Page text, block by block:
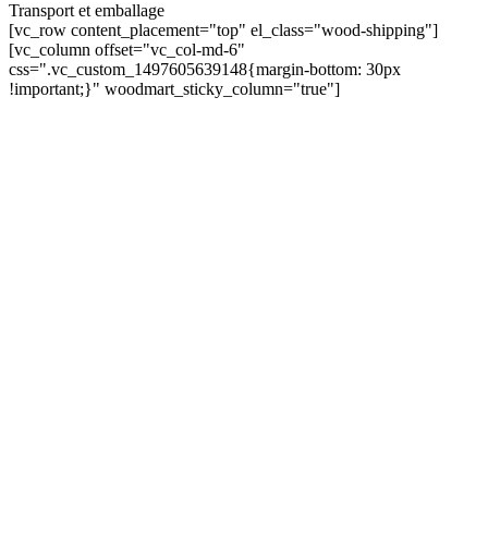
Transport et emballage
[vc_row content_placement="top" el_class="wood-shipping"]
[vc_column offset="vc_col-md-6"
css=".vc_custom_1497605639148{margin-bottom: 30px
!important;}" woodmart_sticky_column="true"]